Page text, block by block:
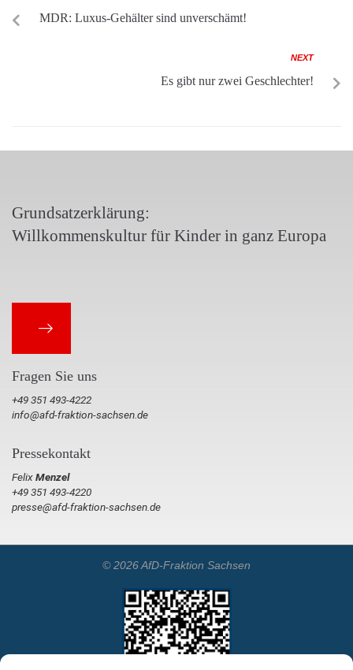
MDR: Luxus-Gehälter sind unverschämt!
NEXT
Es gibt nur zwei Geschlechter!
Grundsatzerklärung:
Willkommenskultur für Kinder in ganz Europa
Fragen Sie uns
+49 351 493-4222
info@afd-fraktion-sachsen.de
Pressekontakt
FelixMenzel
+49 351 493-4220
presse@afd-fraktion-sachsen.de
© 2026 AfD-Fraktion Sachsen